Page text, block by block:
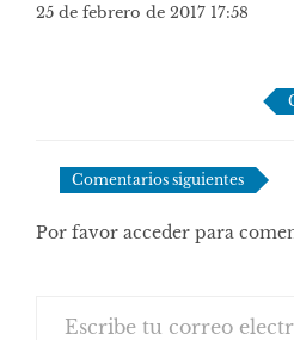
25 de febrero de 2017 17:58
comentarios
Comentarios siguientes
Por favor acceder para